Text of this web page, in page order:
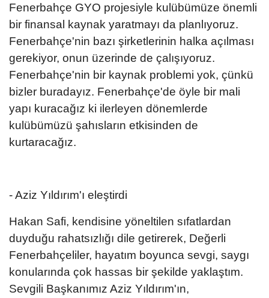
Fenerbahçe GYO projesiyle kulübümüze önemli
bir finansal kaynak yaratmayı da planlıyoruz.
Fenerbahçe'nin bazı şirketlerinin halka açılması
gerekiyor, onun üzerinde de çalışıyoruz.
Fenerbahçe'nin bir kaynak problemi yok, çünkü
bizler buradayız. Fenerbahçe'de öyle bir mali
yapı kuracağız ki ilerleyen dönemlerde
kulübümüzü şahısların etkisinden de
kurtaracağız.
- Aziz Yıldırım'ı eleştirdi
Hakan Safi, kendisine yöneltilen sıfatlardan
duyduğu rahatsızlığı dile getirerek, Değerli
Fenerbahçeliler, hayatım boyunca sevgi, saygı
konularında çok hassas bir şekilde yaklaştım.
Sevgili Başkanımız Aziz Yıldırım'ın,